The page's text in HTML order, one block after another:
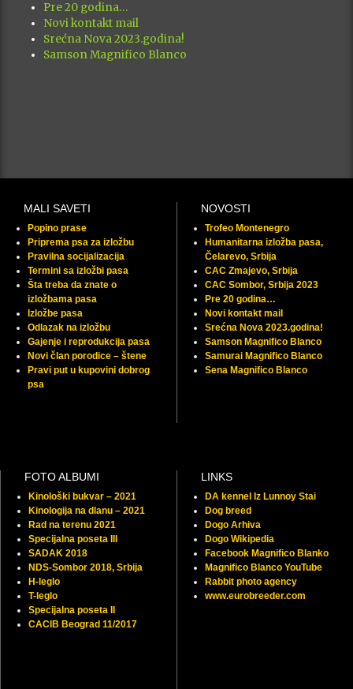
Pre 20 godina…
Novi kontakt mail
Srećna Nova 2023.godina!
Samson Magnifico Blanco
MALI SAVETI
Popino prase
Priprema psa za izložbu
Pravilna socijalizacija
Termini sa izložbi pasa
Šta treba da znate o
izložbama pasa
Izložbe pasa
Odlazak na izložbu
Gajenje i reprodukcija pasa
Novi član porodice – štene
Pravi put u kupovini dobrog
psa
NOVOSTI
Trofeo Montenegro
Humanitarna izložba pasa,
Čelarevo, Srbija
CAC Zmajevo, Srbija
CAC Sombor, Srbija 2023
Pre 20 godina…
Novi kontakt mail
Srećna Nova 2023.godina!
Samson Magnifico Blanco
Samurai Magnifico Blanco
Sena Magnifico Blanco
FOTO ALBUMI
Kinološki bukvar – 2021
Kinologija na dlanu – 2021
Rad na terenu 2021
Specijalna poseta III
SADAK 2018
NDS-Sombor 2018, Srbija
H-leglo
T-leglo
Specijalna poseta II
CACIB Beograd 11/2017
LINKS
DA kennel Iz Lunnoy Stai
Dog breed
Dogo Arhiva
Dogo Wikipedia
Facebook Magnifico Blanko
Magnifico Blanco YouTube
Rabbit photo agency
www.eurobreeder.com